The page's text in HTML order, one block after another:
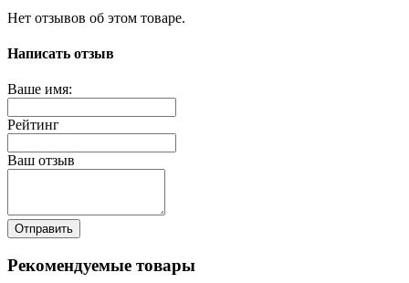
Нет отзывов об этом товаре.
Написать отзыв
Ваше имя:
Рейтинг
Ваш отзыв
Отправить
Рекомендуемые товары